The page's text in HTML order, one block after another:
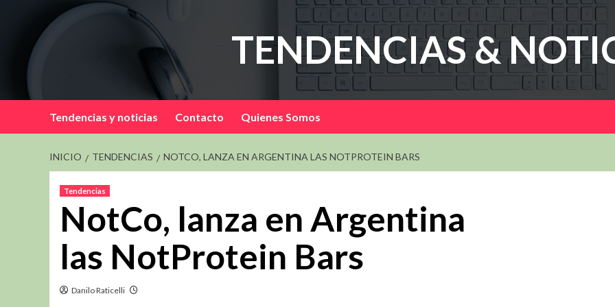
contenido
TENDENCIAS &
Tendencias y noticias Contacto Quienes Somos
INICIO TENDENCIAS NOTCO, LANZA EN ARGENTINA LAS NOTPROTEIN BARS
Tendencias
NotCo, lanza en Argentina
las NotProtein Bars
Danilo Raticelli